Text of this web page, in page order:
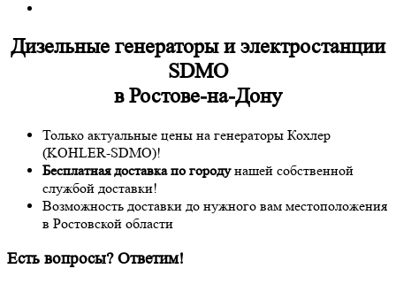
Дизельные генераторы и электростанции
SDMO
в Ростове-на-Дону
Только актуальные цены на генераторы Кохлер
(KOHLER-SDMO)!
Бесплатная доставка по городунашей собственной
службой доставки!
Возможность доставки до нужного вам местоположения
в Ростовской области
Есть вопросы? Ответим!